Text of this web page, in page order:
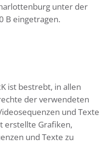
unter der
B eingetragen.
ist bestrebt, in allen
der verwendeten
und Texte
erstellte Grafiken,
und Texte zu